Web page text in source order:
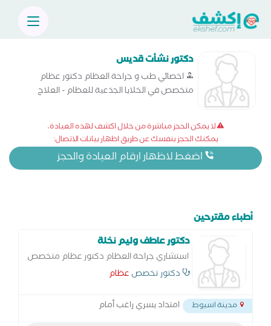
دكتور نشأت قديس
اخصائي طب و جراحة العظام دكتور عظام
متخصص في الخلايا الجذعية للعظام - العلاج
مفصل الركبة - عملية مفصل الكوع - قطع
عظمي في الركبة - التحفيز العميق للدماغ
لا يمكن الحجز مباشرة من خلال اكشف لهذه العيادة،
يمكنك الحجز بنفسك عن طريق اظهار بيانات الاتصال:
اضغط لاظهار ارقام العيادة والحجز
أطباء مقترحين
دكتور عاطف وليم نخلة
استشاري جراحة العظام دكتور عظام متخصص
في الخلايا الجذعية للعظام - العلاج الحراري -
مفصل الركبة - عملية مفصل الكوع - قطع
عظمي في
دكتور تخصص عظام
مدينة اسيوط امتداد يسري راغب أمام